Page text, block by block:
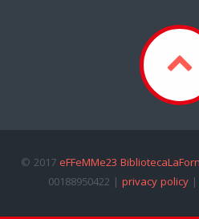
© 2017 eFFeMMe23
00188950422 | privacy policy|